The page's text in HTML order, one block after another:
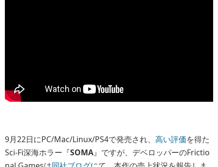
9月22日にPC/Mac/Linux/PS4で発売され、 高い評価を得た
Sci-Fi深海ホラー『SOMA』ですが、デベロッパーのFrictio